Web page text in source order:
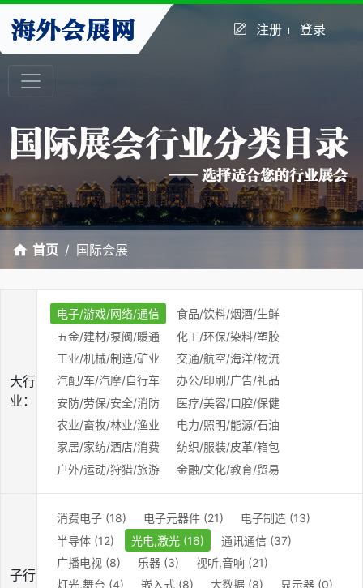
注册 登录
首页 国际会展
大行
业：
电子/游戏/网络/通信
食品/饮料/烟酒/生鲜
五金/建材/泵阀/暖通
化工/环保/染料/塑胶
工业/机械/制造/矿业
交通/航空/海洋/物流
汽配/车/汽摩/自行车
办公/印刷/广告/礼品
安防/劳保/安全/消防
医疗/美容/口腔/保健
农业/畜牧/林业/渔业
电力/照明/能源/石油
家居/家纺/酒店/消费
纺织/服装/皮革/箱包
户外/运动/狩猎/旅游
金融/文化/教育/贸易
子行
消费电子 (18) 电子元器件 (21)
电子制造 (13)
半导体 (12)
光电,激光 (16)
通讯通信 (37)
广播电视 (8)
乐器 (3)
视听,音响 (21)
灯光,舞台 (4)
嵌入式 (8) 大数据 (8)
显示器 (0)